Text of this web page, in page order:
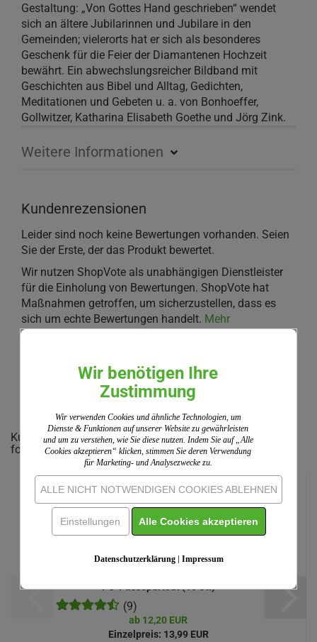
Gestaltung: „Von Gottes Hand geschrieben“ wendet
sich an ältere Jubilarinnen und Jubilare in den
Gemeinden; vielerorts hat er sich als besonderes
Geschenk für die Feier der Diamantenen Hochzeit
bewährt. Ein abwechslungsreicher Bildband mit
Geschichten aus Bibel und Alltag, Gedichten,
Meditationen und Gebeten u. a. von Bonhoeffer,
Gollwitzer, Katharina Elisabeth Goethe und Jörg Zink.
Weitere Informationen
Kundenrezensionen
Leider sind noch keine Bewertungen vorhanden. Seien
Sie der Erste, der das Produkt bewertet.
Wir nutzen ShopVote als unabhängigen Dienstleister
für die Einholung von Bewertungen. ShopVote hat
Maßnahmen getroffen, um sicherzustellen, dass es
sich um echte Bewertungen handelt. Mehr
Informationen
Kunden, welche diesen Artikel bestellten, haben auch
folgende Artikel gekauft:
PC-Passepartout (10 St.)
(9)
ab 12,20 EUR
Einzelpreis: 13,99 EUR
Wir benötigen Ihre
Zustimmung
Wir verwenden Cookies und ähnliche Technologien, um
Dienste & Funktionen auf unserer Website zu gewährleisten
und um zu verstehen, wie Sie diese nutzen. Indem Sie auf „Alle
Cookies akzeptieren“ klicken, stimmen Sie deren Verwendung
für Marketing- und Analysezwecke zu.
ALLE NICHT NOTWENDIGEN COOKIES ABLEHNEN
Einstellungen Alle Cookies akzeptieren
Datenschutzerklärung| Impressum